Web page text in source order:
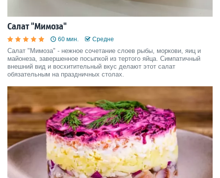
Салат "Мимоза"
60 мин. Средне
Салат "Мимоза" - нежное сочетание слоев рыбы, моркови, яиц и
майонеза, завершенное посыпкой из тертого яйца. Симпатичный
внешний вид и восхитительный вкус делают этот салат
обязательным на праздничных столах.